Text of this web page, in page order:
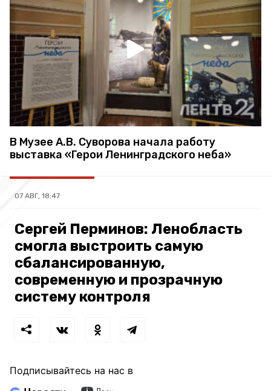
В Музее А.В. Суворова начала работу
выставка «Герои Ленинградского неба»
07 АВГ, 18:47
Сергей Перминов: Ленобласть
смогла выстроить самую
сбалансированную,
современную и прозрачную
систему контроля
Подписывайтесь на нас в